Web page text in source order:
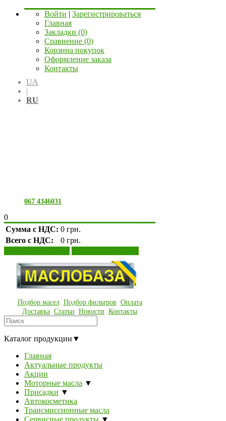
Войти | Зарегистрироваться
Главная
Закладки (0)
Сравнение (0)
Корзина покупок
Оформление заказа
Контакты
UA
|
RU
067 4346031
0
Сумма с НДС: 0 грн.
Всего с НДС:
0 грн.
Подбор масел Подбор фильтров Оплата
Доставка Статьи Новости Контакты
Каталог продукции ▼
Главная
Актуальные продукты
Акции
Моторные масла ▼
Присадки ▼
Автокосметика
Трансмиссионные масла
Сервисные продукты ▼